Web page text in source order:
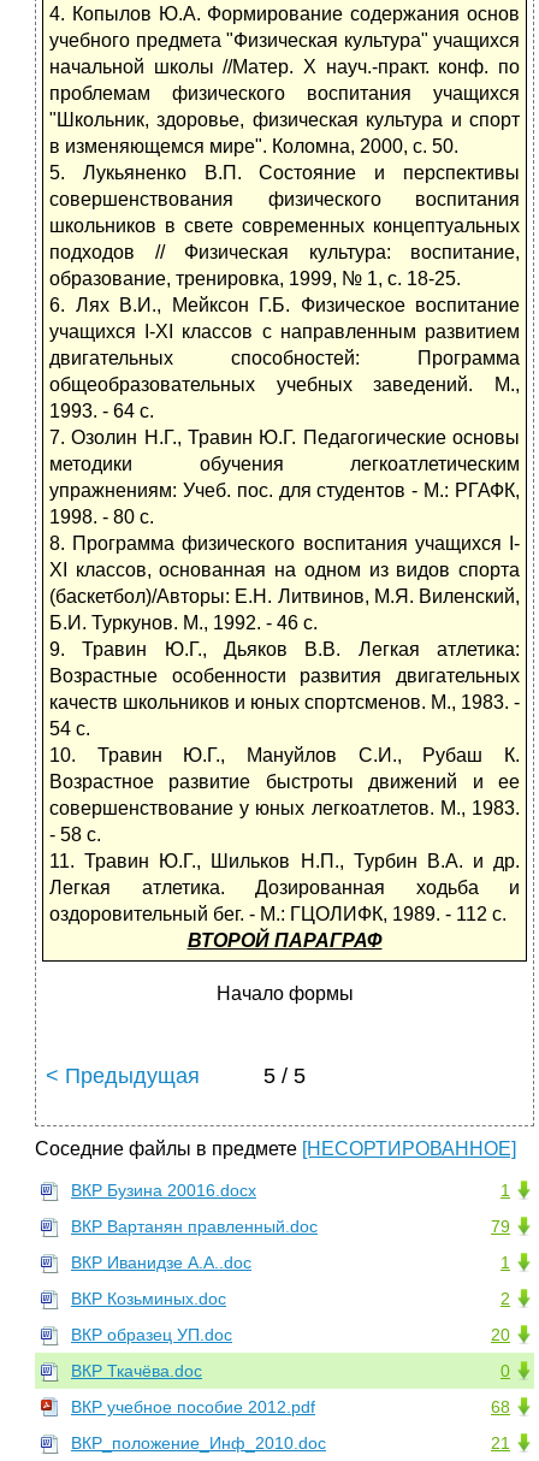
4. Копылов Ю.А. Формирование содержания основ
учебного предмета "Физическая культура" учащихся
начальной школы //Матер. Х науч.-практ. конф. по
проблемам физического воспитания учащихся
"Школьник, здоровье, физическая культура и спорт
в изменяющемся мире". Коломна, 2000, с. 50.
5. Лукьяненко В.П. Состояние и перспективы
совершенствования физического воспитания
школьников в свете современных концептуальных
подходов // Физическая культура: воспитание,
образование, тренировка, 1999, № 1, с. 18-25.
6. Лях В.И., Мейксон Г.Б. Физическое воспитание
учащихся I-XI классов с направленным развитием
двигательных способностей: Программа
общеобразовательных учебных заведений. М.,
1993. - 64 с.
7. Озолин Н.Г., Травин Ю.Г. Педагогические основы
методики обучения легкоатлетическим
упражнениям: Учеб. пос. для студентов - М.: РГАФК,
1998. - 80 с.
8. Программа физического воспитания учащихся I-
XI классов, основанная на одном из видов спорта
(баскетбол)/Авторы: Е.Н. Литвинов, М.Я. Виленский,
Б.И. Туркунов. М., 1992. - 46 с.
9. Травин Ю.Г., Дьяков В.В. Легкая атлетика:
Возрастные особенности развития двигательных
качеств школьников и юных спортсменов. М., 1983. -
54 с.
10. Травин Ю.Г., Мануйлов С.И., Рубаш К.
Возрастное развитие быстроты движений и ее
совершенствование у юных легкоатлетов. М., 1983.
- 58 с.
11. Травин Ю.Г., Шильков Н.П., Турбин В.А. и др.
Легкая атлетика. Дозированная ходьба и
оздоровительный бег. - М.: ГЦОЛИФК, 1989. - 112 с.
ВТОРОЙ ПАРАГРАФ
Начало формы
< Предыдущая 5 / 5
Соседние файлы в предмете [НЕСОРТИРОВАННОЕ]
1
ВКР Бузина 20016.docx
79
ВКР Вартанян правленный.doc
1
ВКР Иванидзе А.А..doc
2
ВКР Козьминых.doc
20
ВКР образец УП.doc
0
ВКР Ткачёва.doc
68
ВКР учебное пособие 2012.pdf
21
ВКР_положение_Инф_2010.doc